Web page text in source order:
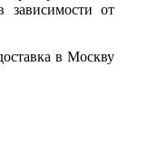
зависимости от
в Москву